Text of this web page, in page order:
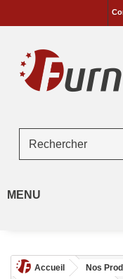
MENU
Accueil Nos